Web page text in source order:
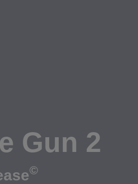
Gun 2
©